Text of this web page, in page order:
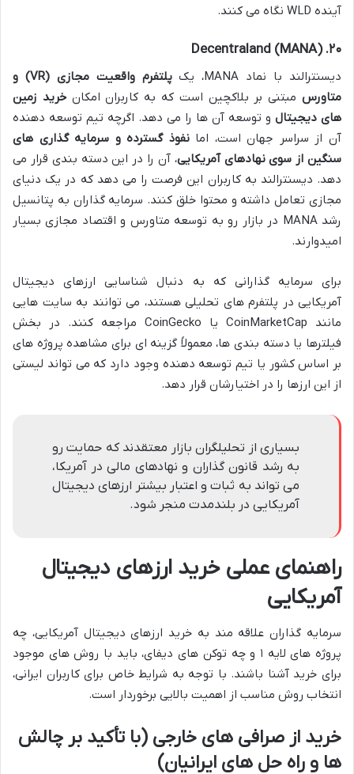
آینده WLD نگاه می کنند.
۲۰. Decentraland (MANA)
دیسنترالند با نماد MANA، یک
پلتفرم واقعیت مجازی (VR) و
متاورسمبتنی بر بلاکچین است که به کاربران امکانخرید زمین
های دیجیتال و توسعه آن ها را می دهد. اگرچه تیم توسعه دهنده
آن از سراسر جهان است، امانفوذ گسترده و سرمایه گذاری های
سنگین از سوی نهادهای آمریکایی، آن را در این دسته بندی قرار می
دهد. دیسنترالند به کاربران این فرصت را می دهد که در یک دنیای
مجازی تعامل داشته و محتوا خلق کنند. سرمایه گذاران به پتانسیل
رشد MANA در بازار رو به توسعه متاورس و اقتصاد مجازی بسیار
امیدوارند.
برای سرمایه گذارانی که به دنبال شناسایی ارزهای دیجیتال
آمریکایی در پلتفرم های تحلیلی هستند، می توانند به سایت هایی
مانند CoinMarketCap یا CoinGecko مراجعه کنند. در بخش
فیلترها یا دسته بندی ها، معمولاً گزینه ای برای مشاهده پروژه های
بر اساس کشور یا تیم توسعه دهنده وجود دارد که می تواند لیستی
از این ارزها را در اختیارشان قرار دهد.
بسیاری از تحلیلگران بازار معتقدند که حمایت رو
به رشد قانون گذاران و نهادهای مالی در آمریکا،
می تواند به ثبات و اعتبار بیشتر ارزهای دیجیتال
آمریکایی در بلندمدت منجر شود.
راهنمای عملی خرید ارزهای دیجیتال
آمریکایی
سرمایه گذاران علاقه مند به خرید ارزهای دیجیتال آمریکایی، چه
پروژه های لایه ۱ و چه توکن های دیفای، باید با روش های موجود
برای خرید آشنا باشند. با توجه به شرایط خاص برای کاربران ایرانی،
انتخاب روش مناسب از اهمیت بالایی برخوردار است.
خرید از صرافی های خارجی (با تأکید بر چالش
ها و راه حل های ایرانیان)